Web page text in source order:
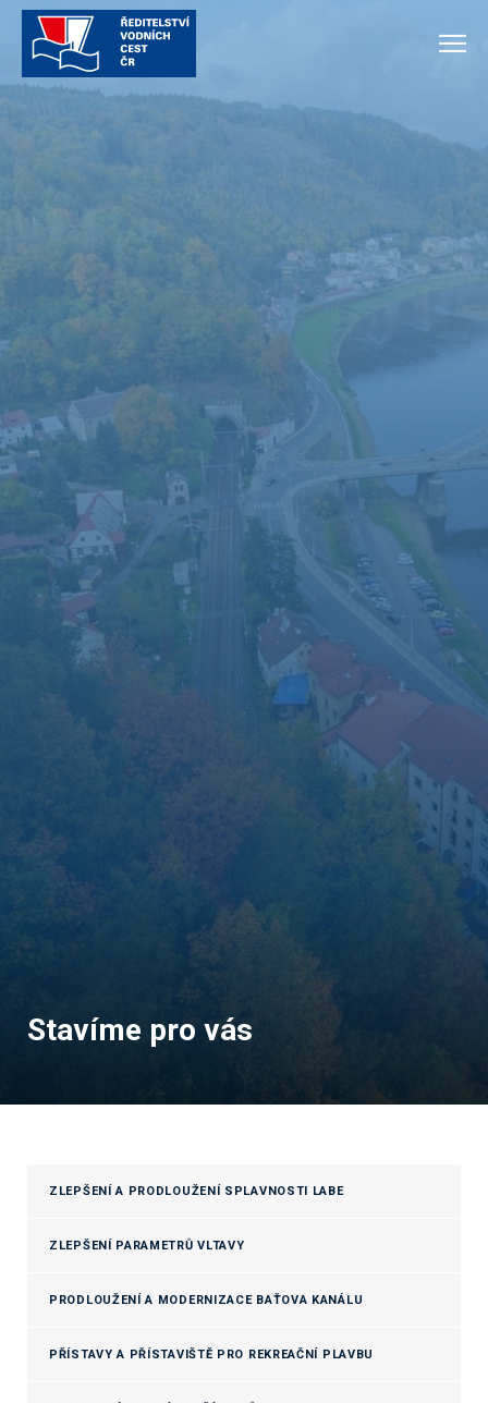
Stavíme pro vás
ZLEPŠENÍ A PRODLOUŽENÍ SPLAVNOSTI LABE
ZLEPŠENÍ PARAMETRŮ VLTAVY
PRODLOUŽENÍ A MODERNIZACE BAŤOVA KANÁLU
PŘÍSTAVY A PŘÍSTAVIŠTĚ PRO REKREAČNÍ PLAVBU